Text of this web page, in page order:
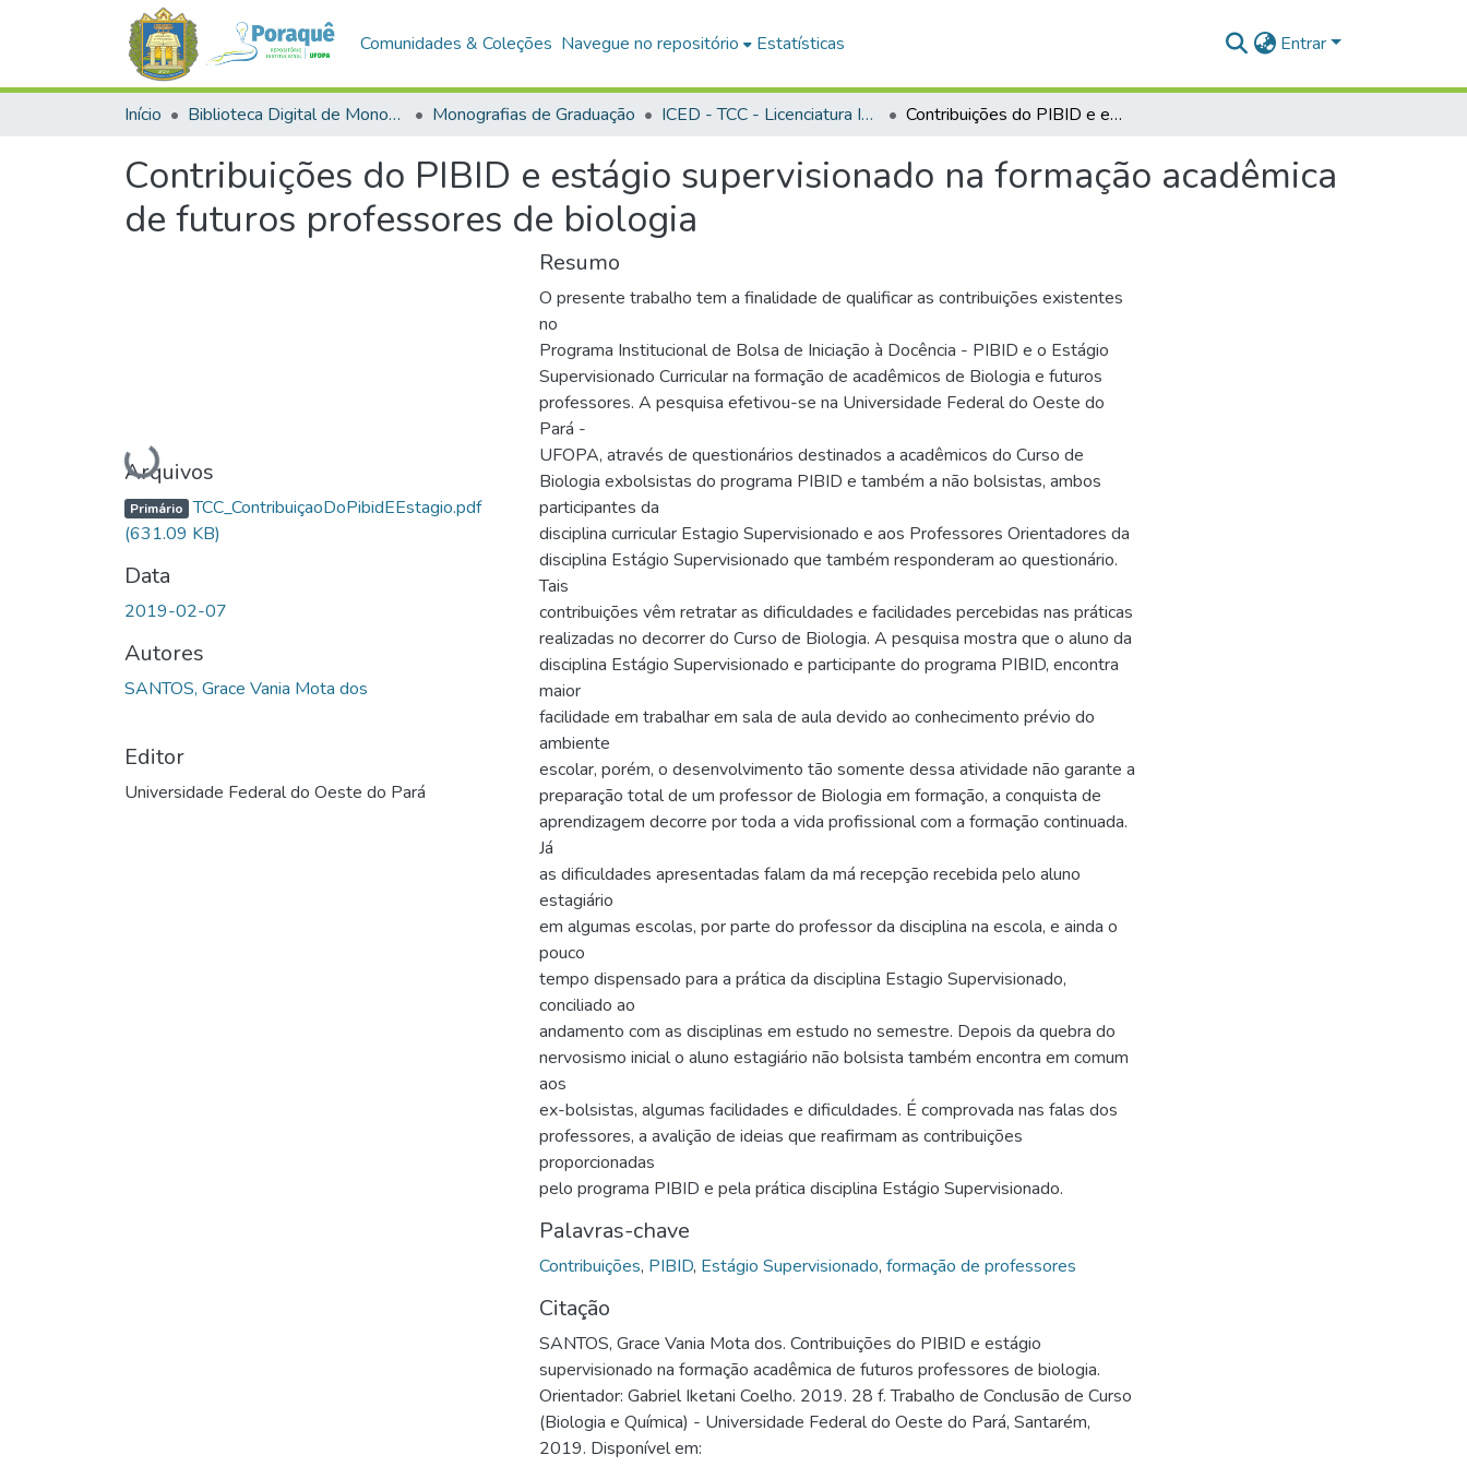
Comunidades & Coleções Navegue no repositório Estatísticas Entrar
Início Biblioteca Digital de Monografias (BDM) Monografias de Graduação ICED - TCC - Licenciatura Integrada - Biologia e Química Contribuições do PIBID e estágio supervisionado na formação acadêmica de futuros professores de biologia
Contribuições do PIBID e estágio supervisionado na formação acadêmica
de futuros professores de biologia
Carregando...
Arquivos
Primário TCC_ContribuiçaoDoPibidEEstagio.pdf
(631.09 KB)
Data
2019-02-07
Autores
SANTOS, Grace Vania Mota dos
Editor
Universidade Federal do Oeste do Pará
Resumo
O presente trabalho tem a finalidade de qualificar as contribuições existentes
no
Programa Institucional de Bolsa de Iniciação à Docência - PIBID e o Estágio
Supervisionado Curricular na formação de acadêmicos de Biologia e futuros
professores. A pesquisa efetivou-se na Universidade Federal do Oeste do
Pará -
UFOPA, através de questionários destinados a acadêmicos do Curso de
Biologia exbolsistas do programa PIBID e também a não bolsistas, ambos
participantes da
disciplina curricular Estagio Supervisionado e aos Professores Orientadores da
disciplina Estágio Supervisionado que também responderam ao questionário.
Tais
contribuições vêm retratar as dificuldades e facilidades percebidas nas práticas
realizadas no decorrer do Curso de Biologia. A pesquisa mostra que o aluno da
disciplina Estágio Supervisionado e participante do programa PIBID, encontra
maior
facilidade em trabalhar em sala de aula devido ao conhecimento prévio do
ambiente
escolar, porém, o desenvolvimento tão somente dessa atividade não garante a
preparação total de um professor de Biologia em formação, a conquista de
aprendizagem decorre por toda a vida profissional com a formação continuada.
Já
as dificuldades apresentadas falam da má recepção recebida pelo aluno
estagiário
em algumas escolas, por parte do professor da disciplina na escola, e ainda o
pouco
tempo dispensado para a prática da disciplina Estagio Supervisionado,
conciliado ao
andamento com as disciplinas em estudo no semestre. Depois da quebra do
nervosismo inicial o aluno estagiário não bolsista também encontra em comum
aos
ex-bolsistas, algumas facilidades e dificuldades. É comprovada nas falas dos
professores, a avalição de ideias que reafirmam as contribuições
proporcionadas
pelo programa PIBID e pela prática disciplina Estágio Supervisionado.
Palavras-chave
Contribuições, PIBID, Estágio Supervisionado, formação de professores
Citação
SANTOS, Grace Vania Mota dos. Contribuições do PIBID e estágio
supervisionado na formação acadêmica de futuros professores de biologia.
Orientador: Gabriel Iketani Coelho. 2019. 28 f. Trabalho de Conclusão de Curso
(Biologia e Química) - Universidade Federal do Oeste do Pará, Santarém,
2019. Disponível em: